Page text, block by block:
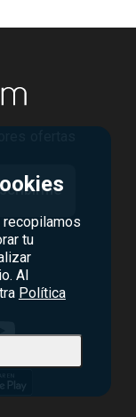
recopilamos
tu
Al
Política